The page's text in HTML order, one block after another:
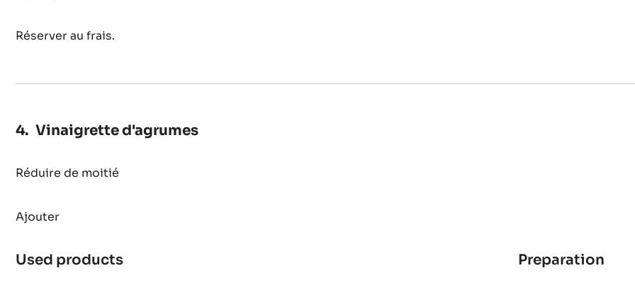
Réserver au frais.
Vinaigrette d'agrumes
Réduire de moitié
Ajouter
Used products Preparation